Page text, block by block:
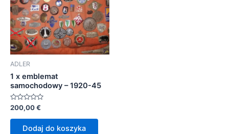
ADLER
1 x emblemat
samochodowy – 1920-45
Oceniono
0
na
200,00€
Dodaj do koszyka